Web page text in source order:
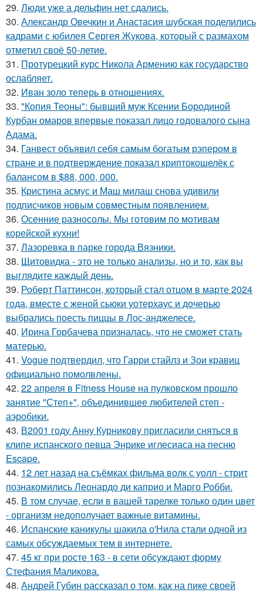
29. Люди уже а дельфин нет сдались.
30. Александр Овечкин и Анастасия шубская поделились
кадрами с юбилея Сергея Жукова, который с размахом
отметил своё 50-летие.
31. Протурецкий курс Никола Армению как государство
ослабляет.
32. Иван золо теперь в отношениях.
33. "Копия Теоны": бывший муж Ксении Бородиной
Курбан омаров впервые показал лицо годовалого сына
Адама.
34. Ганвест объявил себя самым богатым рэпером в
стране и в подтверждение показал криптокошелёк с
балансом в $88, 000, 000.
35. Кристина асмус и Маш милаш снова удивили
подписчиков новым совместным появлением.
36. Осенние разносолы. Мы готовим по мотивам
корейской кухни!
37. Лазоревка в парке города Вязники.
38. Щитовидка - это не только анализы, но и то, как вы
выглядите каждый день.
39. Роберт Паттинсон, который стал отцом в марте 2024
года, вместе с женой сьюки уотерхаус и дочерью
выбрались поесть пиццы в Лос-анджелесе.
40. Ирина Горбачева призналась, что не сможет стать
матерью.
41. Vogue подтвердил, что Гарри стайлз и Зои кравиц
официально помолвлены.
42. 22 апреля в Fitness House на пулковском прошло
занятие "Степ+", объединившее любителей степ -
аэробики.
43. В2001 году Анну Курникову пригласили сняться в
клипе испанского певца Энрике иглесиаса на песню
Escape.
44. 12 лет назад на съёмках фильма волк с уолл - стрит
познакомились Леонардо ди каприо и Марго Робби.
45. В том случае, если в вашей тарелке только один цвет
- организм недополучает важные витамины.
46. Испанские каникулы шакила о'Нила стали одной из
самых обсуждаемых тем в интернете.
47. 45 кг при росте 163 - в сети обсуждают форму
Стефания Маликова.
48. Андрей Губин рассказал о том, как на пике своей